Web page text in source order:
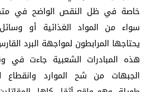
خاصة في ظل النقص الواضح في
سواء من المواد الغذائية أو
يحتاجها المرابطون لمواجهة البرد
هذه المبادرات الشعبية جاءت في
الجبهات من شح الموارد وانقطاع